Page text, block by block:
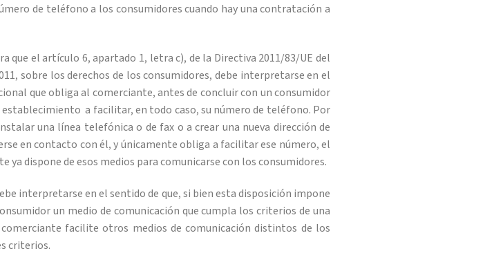
de teléfono a los consumidores cuando hay una contratación a
que el artículo 6, apartado 1, letra c), de la Directiva 2011/83/UE del
sobre los derechos de los consumidores, debe interpretarse en el
que obliga al comerciante, antes de concluir con un consumidor
a facilitar, en todo caso, su número de teléfono. Por
una línea telefónica o de fax o a crear una nueva dirección de
en contacto con él, y únicamente obliga a facilitar ese número, el
dispone de esos medios para comunicarse con los consumidores.
interpretarse en el sentido de que, si bien esta disposición impone
un medio de comunicación que cumpla los criterios de una
facilite otros medios de comunicación distintos de los
criterios.